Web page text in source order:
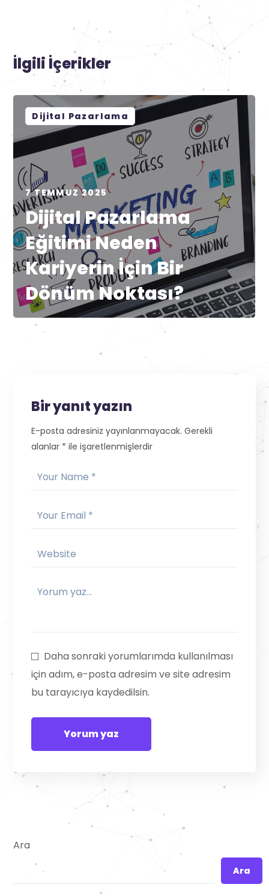
İlgili İçerikler
Dijital Pazarlama
7 TEMMUZ 2025
Dijital Pazarlama
Eğitimi Neden
Kariyerin İçin Bir
Dönüm Noktası?
Bir yanıt yazın
E-posta adresiniz yayınlanmayacak. Gerekli
alanlar * ile işaretlenmişlerdir
Daha sonraki yorumlarımda kullanılması
için adım, e-posta adresim ve site adresim
bu tarayıcıya kaydedilsin.
Ara
Ara